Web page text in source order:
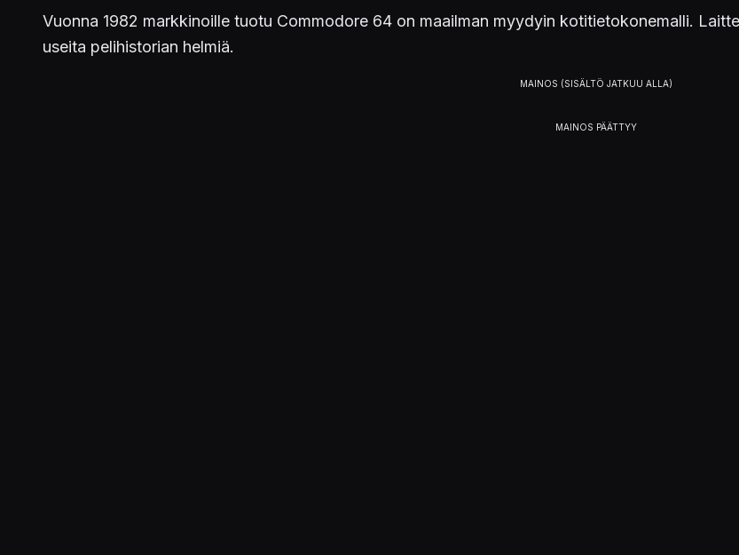
Vuonna 1982 markkinoille tuotu Commodore 64 on maailman myydyin kotitietokonemalli.
useita pelihistorian helmiä.